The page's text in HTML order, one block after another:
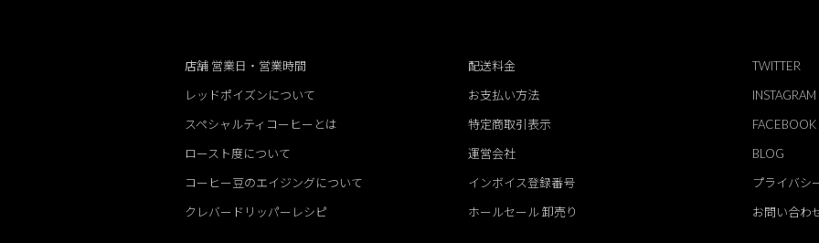
店舗 営業日・営業時間
レッドポイズンについて
スペシャルティコーヒーとは
ロースト度について
コーヒー豆のエイジングについて
クレバードリッパーレシピ
配送料金
お支払い方法
特定商取引表示
運営会社
インボイス登録番号
ホールセール 卸売り
TWITTER
INSTAGRAM
FACEBOOK
BLOG
プライバシ
お問い合わ